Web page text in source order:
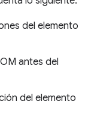
del elemento
antes del
del elemento